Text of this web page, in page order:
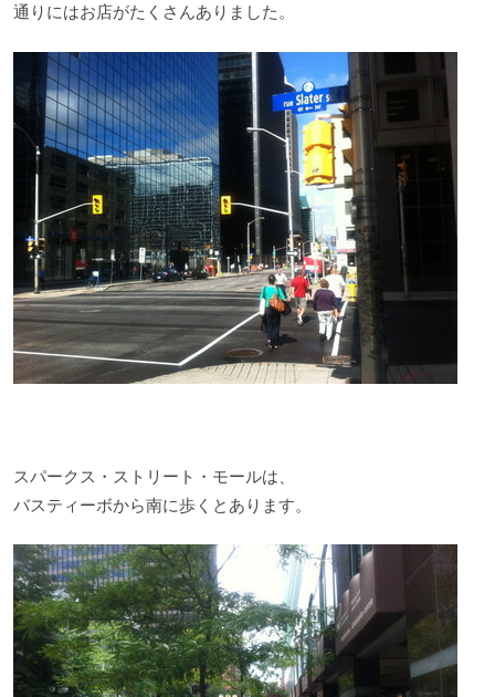
通りにはお店がたくさんありました。
スパークス・ストリート・モールは、
バスティーボから南に歩くとあります。